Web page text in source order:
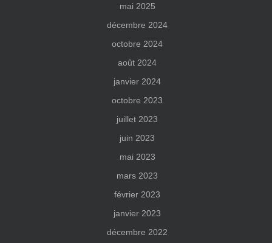
mai 2025
décembre 2024
octobre 2024
août 2024
janvier 2024
octobre 2023
juillet 2023
juin 2023
mai 2023
mars 2023
février 2023
janvier 2023
décembre 2022